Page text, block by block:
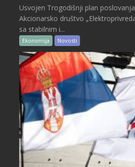
Usvojen Trogodišnji plan
Akcionarsko društvo
sa stabilnim i...
Ekonomija Novosti